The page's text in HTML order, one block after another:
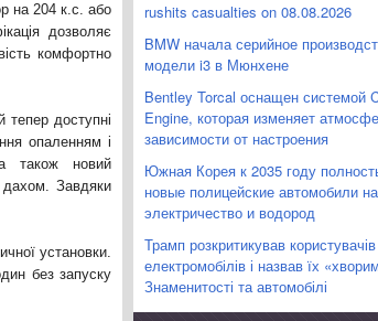
на 204 к.с. або
дозволяє
комфортно
тепер доступні
опаленням і
також новий
дахом. Завдяки
установки.
без запуску
rushits casualties on 08.08.2026
BMW начала серийное
модели i3 в Мюнхене
Bentley Torcal оснащен системой
Engine, которая изменяет
зависимости от настроения
Южная Корея к 2035 году
новые полицейские автомобили на
электричество и водород
Трамп розкритикував користувачів
електромобілів і назвав їх
Знаменитості та автомобілі